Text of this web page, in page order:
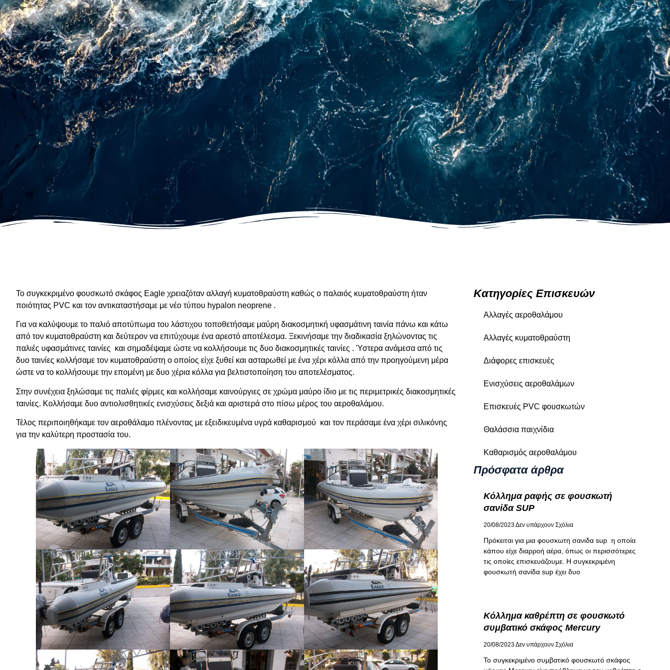
Το συγκεκριμένο φουσκωτό σκάφος Eagle χρειαζόταν αλλαγή κυματοθραύστη καθώς ο παλαιός κυματοθραύστη ήταν
ποιότητας PVC και τον αντικαταστήσαμε με νέο τύπου hypalon neoprene .
Για να καλύψουμε το παλιό αποτύπωμα του λάστιχου τοποθετήσαμε μαύρη διακοσμητική υφασμάτινη ταινία πάνω και κάτω
από τον κυματοθραύστη και δεύτερον να επιτύχουμε ένα αρεστό αποτέλεσμα. Ξεκινήσαμε την διαδικασία ξηλώνοντας τις
παλιές υφασμάτινες ταινίες και σημαδέψαμε ώστε να κολλήσουμε τις δυο διακοσμητικές ταινίες . Ύστερα ανάμεσα από τις
δυο ταινίες κολλήσαμε τον κυματοθραύστη ο οποίος είχε ξυθεί και ασταρωθεί με ένα χέρι κόλλα από την προηγούμενη μέρα
ώστε να το κολλήσουμε την επομένη με δυο χέρια κόλλα για βελτιστοποίηση του αποτελέσματος.
Στην συνέχεια ξηλώσαμε τις παλιές φίρμες και κολλήσαμε καινούργιες σε χρώμα μαύρο ίδιο με τις περιμετρικές διακοσμητικές
ταινίες. Κολλήσαμε δυο αντιολισθητικές ενισχύσεις δεξιά και αριστερά στο πίσω μέρος του αεροθαλάμου.
Τέλος περιποιηθήκαμε τον αεροθάλαμο πλένοντας με εξειδικευμένα υγρά καθαρισμού και τον περάσαμε ένα χέρι σιλικόνης
για την καλύτερη προστασία του.
Κατηγορίες Επισκευών
Αλλαγές αεροθαλάμου
Αλλαγές κυματοθραύστη
Διάφορες επισκευές
Ενισχύσεις αεροθαλάμων
Επισκευές PVC φουσκωτών
Θαλάσσια παιχνίδια
Καθαρισμός αεροθαλάμου
Πρόσφατα άρθρα
Κόλλημα ραφής σε φουσκωτή
σανίδα SUP
20/08/2023Δεν υπάρχουν Σχόλια
Πρόκειται για μια φουσκωτη σανιδα sup η οποία
κάπου είχε διαρροή αέρα, όπως οι περισσότερες
τις οποίες επισκευάζουμε. Η συγκεκριμένη
φουσκωτή σανίδα sup έχει δυο
Κόλλημα καθρέπτη σε φουσκωτό
συμβατικό σκάφος Mercury
20/08/2023Δεν υπάρχουν Σχόλια
Το συγκεκριμένο συμβατικό φουσκωτό σκάφος